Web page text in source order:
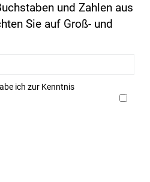
und Zahlen aus
Sie auf Groß- und
ich zur Kenntnis